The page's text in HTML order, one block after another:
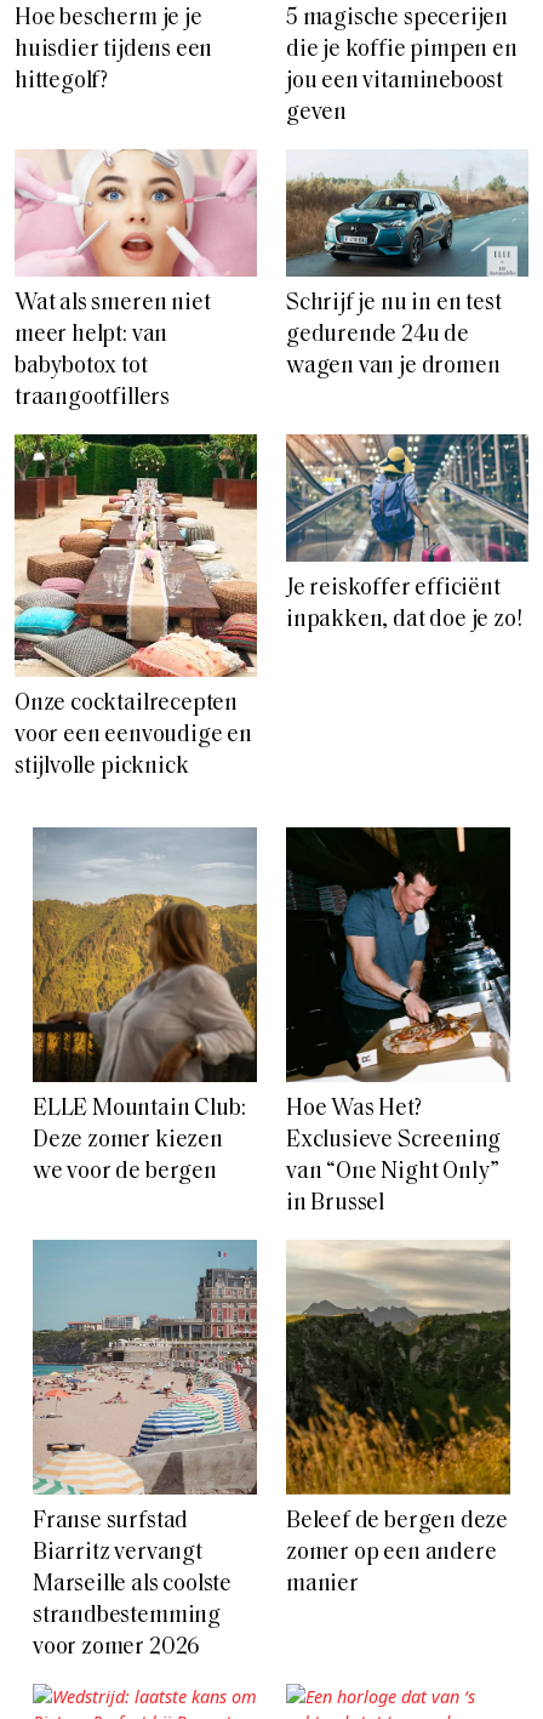
Hoe bescherm je je
huisdier tijdens een
hittegolf?
5 magische specerijen
die je koffie pimpen en
jou een vitamineboost
geven
Wat als smeren niet
meer helpt: van
babybotox tot
traangootfillers
Schrijf je nu in en test
gedurende 24u de
wagen van je dromen
Onze cocktailrecepten
voor een eenvoudige en
stijlvolle picknick
Je reiskoffer efficiënt
inpakken, dat doe je zo!
ELLE Mountain Club:
Deze zomer kiezen
we voor de bergen
Hoe Was Het?
Exclusieve Screening
van “One Night Only”
in Brussel
Franse surfstad
Biarritz vervangt
Marseille als coolste
strandbestemming
voor zomer 2026
Beleef de bergen deze
zomer op een andere
manier